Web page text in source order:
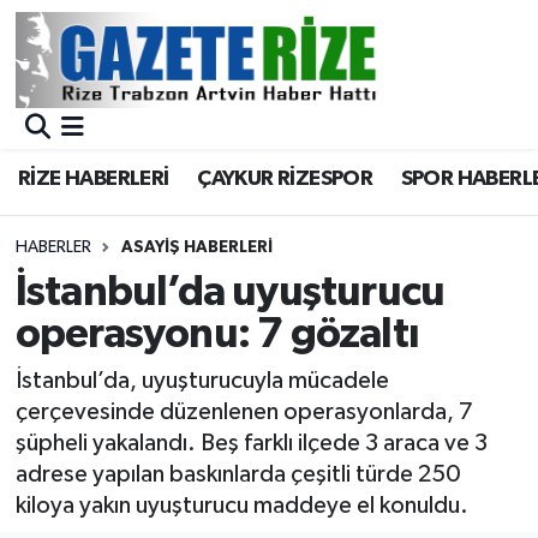
RİZE HABERLERİ ÇAYKUR RİZESPOR SPOR
HABERLER ASAYIŞ HABERLERI
İstanbul’da uyuşturucu
operasyonu: 7 gözaltı
İstanbul’da, uyuşturucuyla mücadele
çerçevesinde düzenlenen operasyonlarda, 7
şüpheli yakalandı. Beş farklı ilçede 3 araca ve 3
adrese yapılan baskınlarda çeşitli türde 250
kiloya yakın uyuşturucu maddeye el konuldu.
BÖLGEMİZ
Asayiş
Rize Jandarma Komutanlığı
Bilim Teknoloji
Advertising news
Canlı Maç
Merkez Nöbetçi Eczaneler
Merkez Trafik Yoğunluk Haritası
Süper Lig Puan Durumu ve Fikstür
Tüm Manşetler
Son Dakika Haberleri
Haber Arşivi